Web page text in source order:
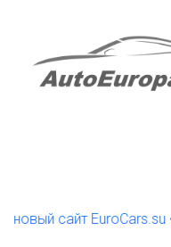
сайт EuroCars.su •